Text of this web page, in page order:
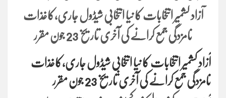
آزاد کشمیر انتخابات کا نیا انتخابی شیڈول جاری،کاغذات
نامزدگی جمع کرانے کی آخری تاریخ 23 جون مقرر
آزاد کشمیر انتخابات کا نیا انتخابی شیڈول جاری،کاغذات
نامزدگی جمع کرانے کی آخری تاریخ 23 جون مقرر